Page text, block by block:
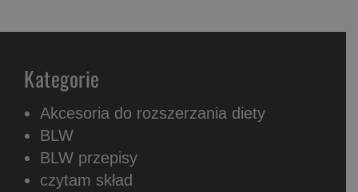
Kategorie
Akcesoria do rozszerzania diety
BLW
BLW przepisy
czytam skład